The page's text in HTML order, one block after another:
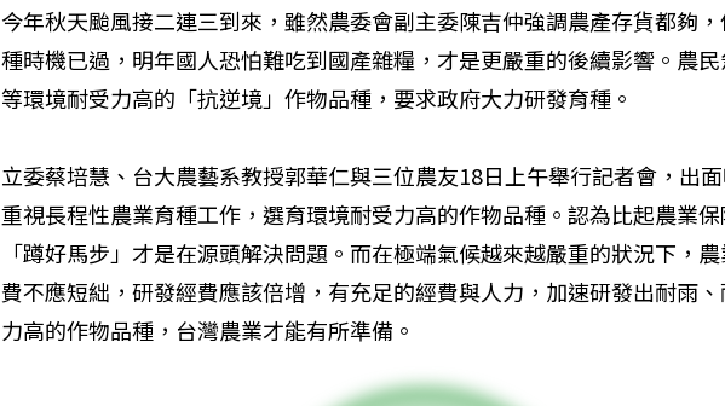
今年秋天颱風接二連三到來，雖然農委會副主委陳吉仲強調農產存貨都夠
種時機已過，明年國人恐怕難吃到國產雜糧，才是更嚴重的後續影響。農
等環境耐受力高的「抗逆境」作物品種，要求政府大力研發育種。
立委蔡培慧、台大農藝系教授郭華仁與三位農友18日上午舉行記者會，出
重視長程性農業育種工作，選育環境耐受力高的作物品種。認為比起農業保
「蹲好馬步」才是在源頭解決問題。而在極端氣候越來越嚴重的狀況下，
費不應短絀，研發經費應該倍增，有充足的經費與人力，加速研發出耐雨
力高的作物品種，台灣農業才能有所準備。